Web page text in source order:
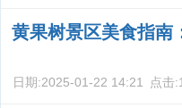
黄果树景区美食指南
日期:2025-01-22 14:21 点击: